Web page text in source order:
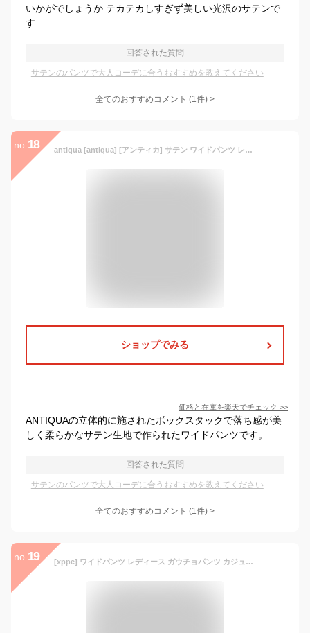
いかがでしょうか テカテカしすぎず美しい光沢のサテンで
す
回答された質問
サテンのパンツで大人コーデに合うおすすめを教えてください
全てのおすすめコメント (1件) >
no. 18 antiqua [antiqua] [アンティカ] サテン ワイドパンツ レディース ボトムス YP-00187 アンティカ パンツ スラックス・ドレスパンツ グレー ブルー ホワイト ピンク カーキグリーン ブラック オレンジ パープル
ショップでみる
価格と在庫を楽天でチェック >>
ANTIQUAの立体的に施されたボックスタックで落ち感が美
しく柔らかなサテン生地で作られたワイドパンツです。
回答された質問
サテンのパンツで大人コーデに合うおすすめを教えてください
全てのおすすめコメント (1件) >
no. 19 [xppe] ワイドパンツ レディース ガウチョパンツ カジュアル サテン ウエストゴム ロング ハイウエスト 大きい サイズ きれいめ 体型カバー ゆったり エレガント 光沢 通勤 春夏秋